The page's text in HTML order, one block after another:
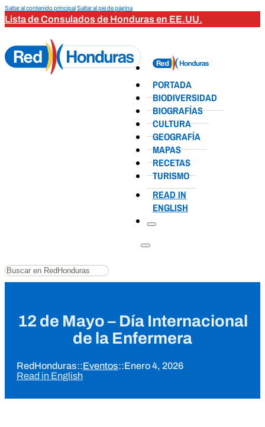
Saltar al contenido principalSaltar al pie de página
Lista de Consulados de Honduras en EE.UU.
PORTADA
BIODIVERSIDAD
BIOGRAFÍAS
CULTURA
GEOGRAFÍA
MAPAS
RECETAS
TURISMO
READ IN
ENGLISH
Buscar
12 de Mayo – Día Internacional
de la Enfermera
RedHonduras::Eventos::Enero 4, 2026
Read in English